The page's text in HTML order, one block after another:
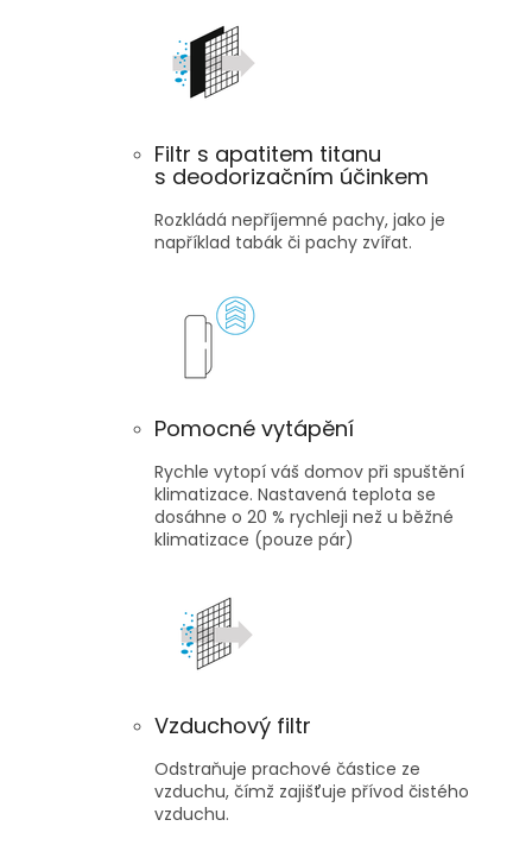
Filtr s apatitem titanu
s deodorizačním účinkem
Rozkládá nepříjemné pachy, jako je
například tabák či pachy zvířat.
Pomocné vytápění
Rychle vytopí váš domov při spuštění
klimatizace. Nastavená teplota se
dosáhne o 20 % rychleji než u běžné
klimatizace (pouze pár)
Vzduchový filtr
Odstraňuje prachové částice ze
vzduchu, čímž zajišťuje přívod čistého
vzduchu.